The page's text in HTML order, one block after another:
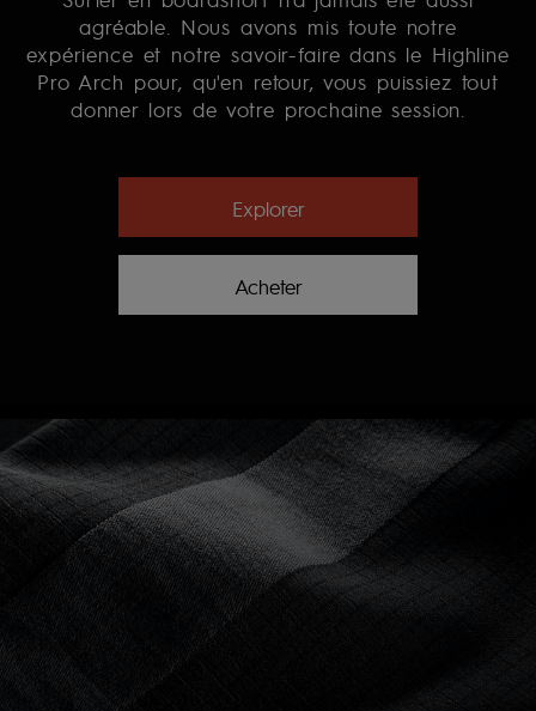
agréable. Nous avons mis toute notre
expérience et notre savoir-faire dans le Highline
Pro Arch pour, qu'en retour, vous puissiez tout
donner lors de votre prochaine session.
Explorer
Acheter